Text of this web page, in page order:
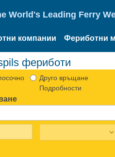
World's Leading Ferry
компании Фериботни
фериботи
Друго връщане
Подробности